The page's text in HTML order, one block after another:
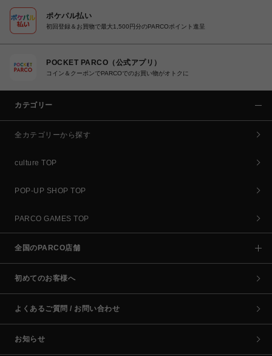
ポケパル払い
初回登録＆お買物で最大1,500円分のPARCOポイント進呈
POCKET PARCO（公式アプリ）
コイン＆クーポンでPARCOでのお買い物がオトクに
カテゴリー
全カテゴリーから探す
culture TOP
POP-UP SHOP TOP
PARCO GAMES TOP
全国のPARCO店舗
初めてのお客様へ
よくあるご質問 / お問い合わせ
お知らせ